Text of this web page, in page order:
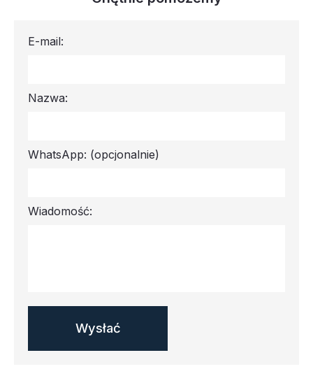
E-mail:
Nazwa:
WhatsApp: (opcjonalnie)
Wiadomość: